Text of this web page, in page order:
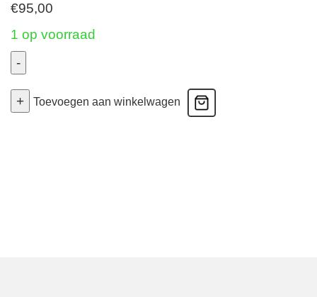
€95,00
1 op voorraad
-
Curve
+ Toevoegen aan winkelwagen